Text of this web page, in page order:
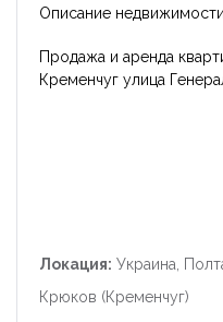
Описание недвижимости
Продажа и аренда
Кременчуг улица
Локация: Украина,
Крюков (Кременчуг)